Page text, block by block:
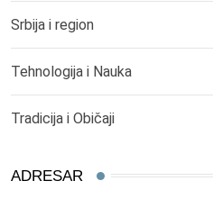
Srbija i region
Tehnologija i Nauka
Tradicija i Običaji
ADRESAR